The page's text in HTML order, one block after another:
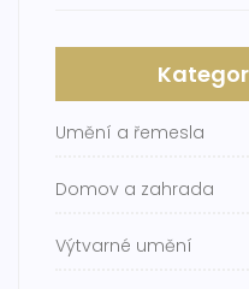
Umění a řemesla
Domov a zahrada
Výtvarné umění